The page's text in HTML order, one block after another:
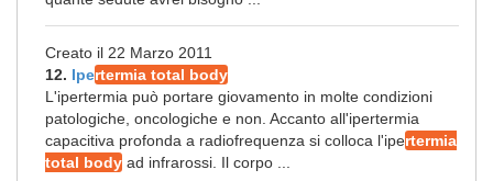
Creato il 22 Marzo 2011
12. Ipertermia total body
L'ipertermia può portare giovamento in molte condizioni
patologiche, oncologiche e non. Accanto all'ipertermia
capacitiva profonda a radiofrequenza si colloca l'ipertermia
total body ad infrarossi. Il corpo ...